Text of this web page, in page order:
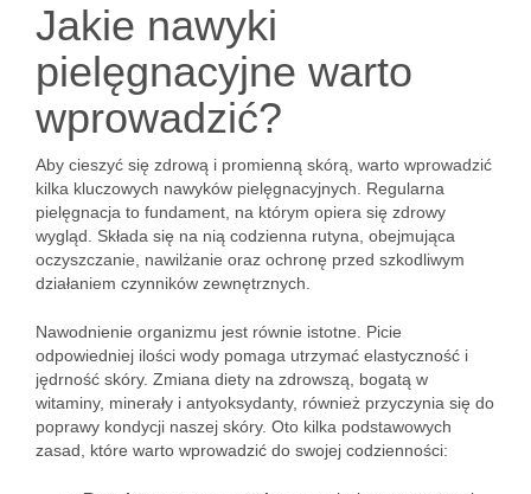
Jakie nawyki
pielęgnacyjne warto
wprowadzić?
Aby cieszyć się zdrową i promienną skórą, warto wprowadzić
kilka kluczowych nawyków pielęgnacyjnych. Regularna
pielęgnacja to fundament, na którym opiera się zdrowy
wygląd. Składa się na nią codzienna rutyna, obejmująca
oczyszczanie, nawilżanie oraz ochronę przed szkodliwym
działaniem czynników zewnętrznych.
Nawodnienie organizmu jest równie istotne. Picie
odpowiedniej ilości wody pomaga utrzymać elastyczność i
jędrność skóry. Zmiana diety na zdrowszą, bogatą w
witaminy, minerały i antyoksydanty, również przyczynia się do
poprawy kondycji naszej skóry. Oto kilka podstawowych
zasad, które warto wprowadzić do swojej codzienności: